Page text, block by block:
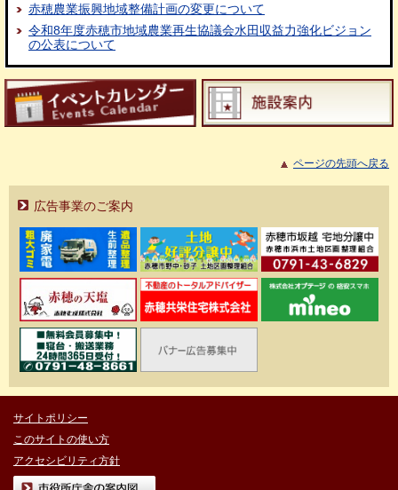
赤穂農業振興地域整備計画の変更について
令和8年度赤穂市地域農業再生協議会水田収益力強化ビジョン
の公表について
ページの先頭へ戻る
広告事業のご案内
サイトポリシー
このサイトの使い方
アクセシビリティ方針
市役所庁舎の案内図